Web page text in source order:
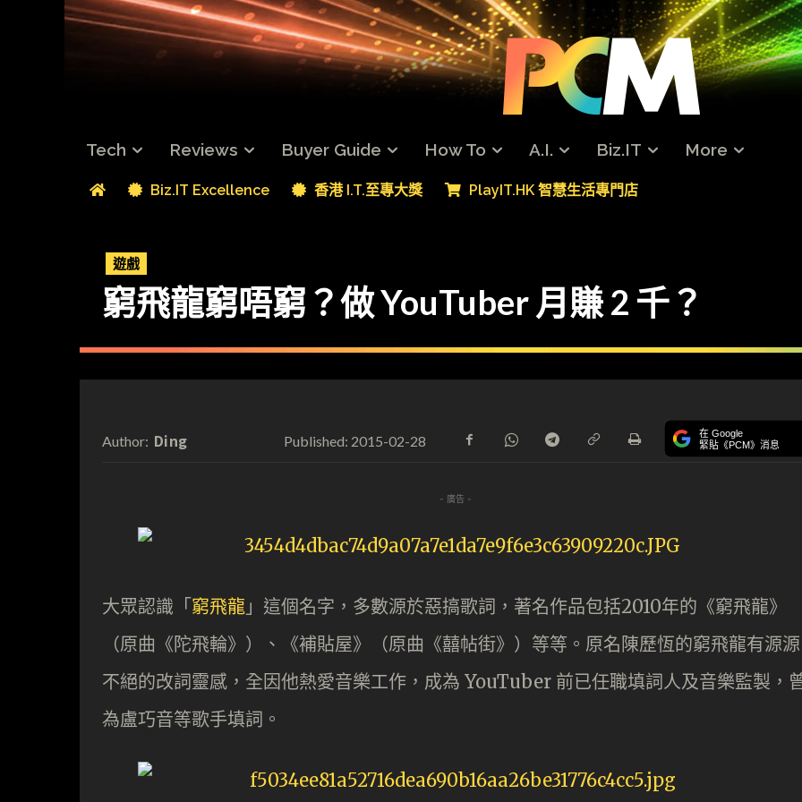
Tech Reviews Buyer Guide How To A.I. Biz.IT More
Biz.IT Excellence 香港 I.T.至專大獎 PlayIT.HK 智慧生活專門店
遊戲
窮飛龍窮唔窮？做 YouTuber 月賺 2 千？
Author: Ding Published: 2015-02-28 在 Google
緊貼《PCM》消息
- 廣告 -
大眾認識「窮飛龍 」這個名字，多數源於惡搞歌詞，著名作品包括2010年的《窮飛龍》
（原曲《陀飛輪》）、《補貼屋》（原曲《囍帖街》）等等。原名陳歷恆的窮飛龍有源源
不絕的改詞靈感，全因他熱愛音樂工作，成為 YouTuber 前已任職填詞人及音樂監製，
為盧巧音等歌手填詞。